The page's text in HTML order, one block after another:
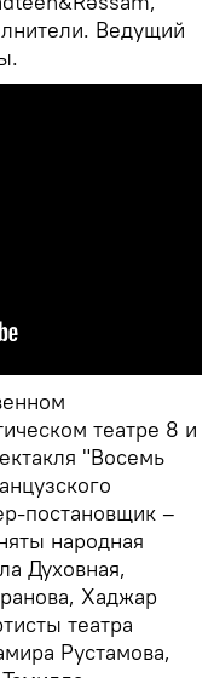
Ведущий
театре 8 и
"Восемь
постановщик –
народная
Духовная,
Хаджар
театра
Рустамова,